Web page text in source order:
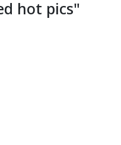
hot pics